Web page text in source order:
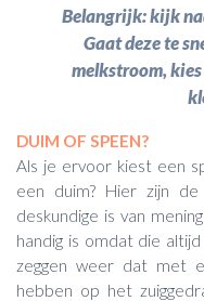
Belangrijk: kijk
Gaat deze te
melkstroom, kies
DUIM OF SPEEN?
Als je ervoor kiest een
een duim? Hier zijn
deskundige is van
handig is omdat die
zeggen weer dat met
hebben op het